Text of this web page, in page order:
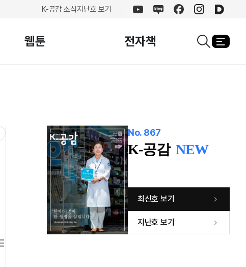
K-공감 소식지난호 보기
유튜브네이버페이스북인스타그램
카카오
웹툰 전자책 열기
No. 867
K-공감 NEW
최신호 보기
지난호 보기